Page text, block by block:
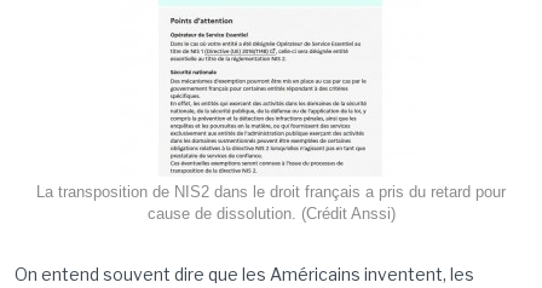
La transposition de NIS2 dans le droit français a pris du retard pour
cause de dissolution. (Crédit Anssi)
On entend souvent dire que les Américains inventent, les